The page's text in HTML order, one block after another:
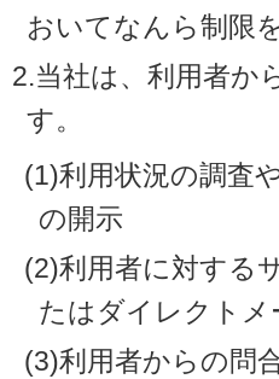
おいてなんら制限
2.当社は、利用者か
す。
(1)利用状況の調査
の開示
(2)利用者に対する
たはダイレクトメ
(3)利用者からの問